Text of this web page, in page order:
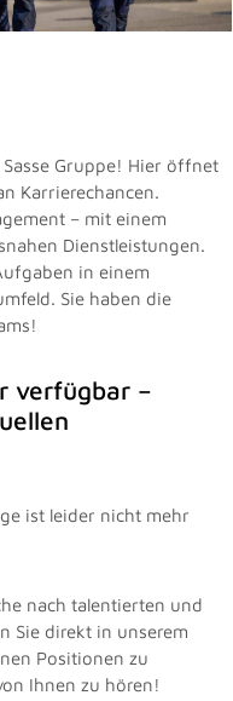
Gruppe! Hier öffnet
Karrierechancen.
– mit einem
Dienstleistungen.
in einem
Sie haben die
verfügbar –
ist leider nicht mehr
nach talentierten und
Sie direkt in unserem
Positionen zu
Ihnen zu hören!